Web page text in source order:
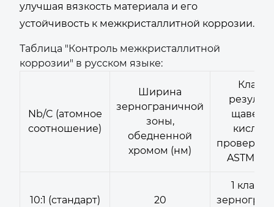
улучшая вязкость материала и его
устойчивость к межкристаллитной коррозии.
Таблица "Контроль межкристаллитной
коррозии" в русском языке:
Nb/C (атомное
соотношение)
Ширина
зернограничной
зоны,
обедненной
хромом (нм)
Класс
проверки
ASTM
10:1 (стандарт) 20
1 класс